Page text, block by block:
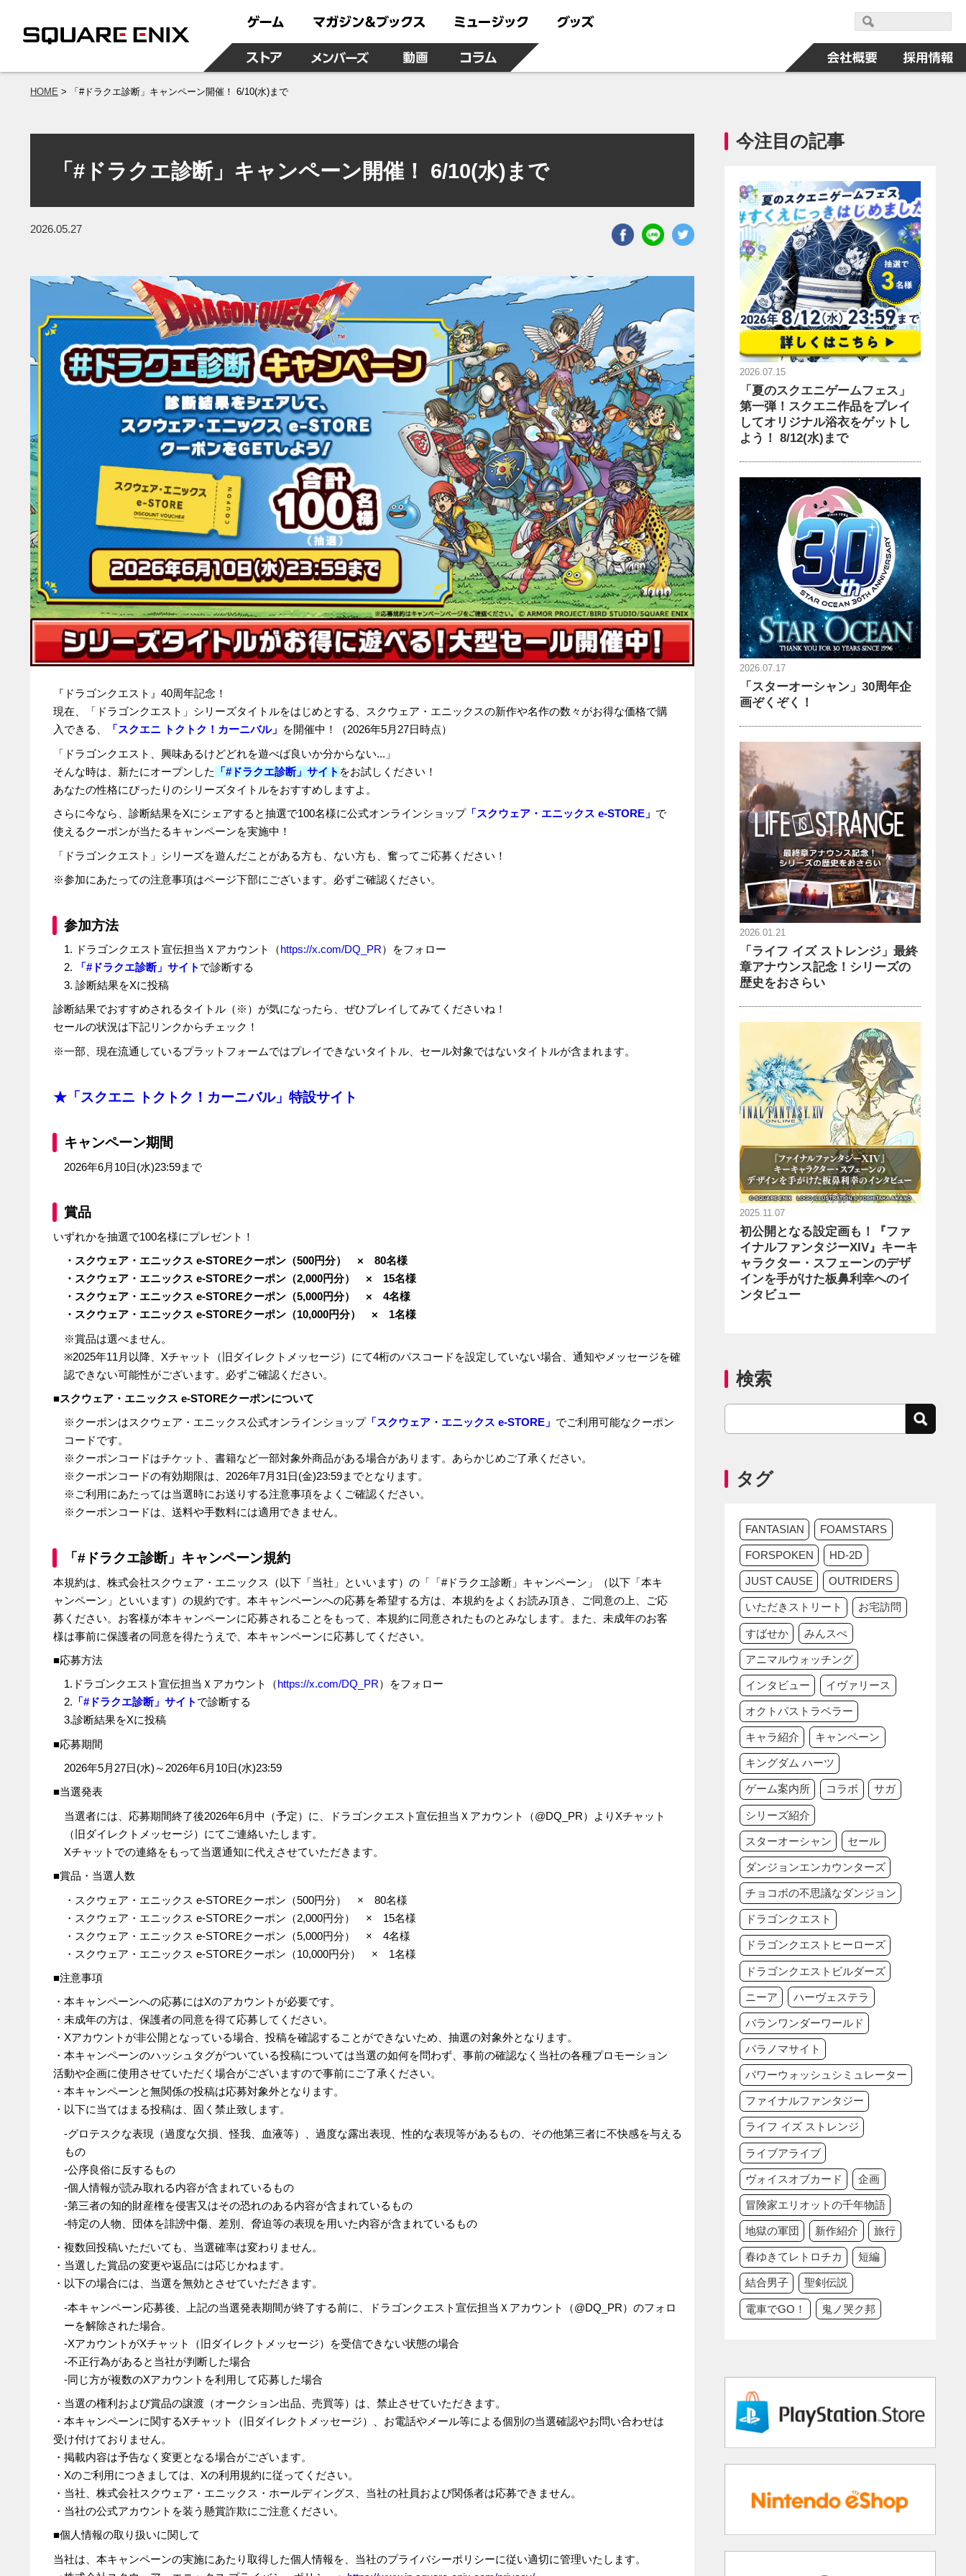
HOME 「#ドラクエ診断」キャンペーン開催！ 6/10(水)まで
「#ドラクエ診断」キャンペーン開催！ 6/10(水)まで
2026.05.27
『ドラゴンクエスト』 40周年記念！
現在、「ドラゴンクエスト」シリーズタイトルをはじめとする、スクウェア・エニックスの新作や名作の数々がお得な価格で購
入できる、
「スクエニ トクトク！カーニバル」 を開催中！（2026年5月 27日時点）
「ドラゴンクエスト、興味あるけどどれを遊べば良いか分からない...」
そんな時は、新たにオープンした 「#ドラクエ診断」サイト をお試しください！
あなたの性格にぴったりのシリーズタイトルをおすすめしますよ。
さらに今なら、診断結果をXにシェアすると抽選で100名様に公式オンラインショップ「スクウェア・エニックス e-STORE」 で
使えるクーポンが当たるキャンペーンを実施中！
「ドラゴンクエスト」シリーズを遊んだことがある方も、ない方も、奮ってご応募ください！
※参加にあたっての注意事項はページ下部にございます。必ずご確認ください。
参加方法
1. ドラゴンクエスト宣伝担当Ｘアカウント（ https://x.com/DQ_PR）をフォロー
2.
「#ドラクエ診断」サイト で診断する
3. 診断結果をXに投稿
診断結果でおすすめされるタイトル（※）が気になったら、ぜひプレイしてみてくださいね！
セールの状況は下記リンクからチェック！
※一部、現在流通しているプラットフォームではプレイできないタイトル、セール対象ではないタイトルが含まれます。
★「スクエニ トクトク！カーニバル」特設サイト
キャンペーン期間
2026年6月 10日 (水)23:59まで
賞品
いずれかを抽選で100名様にプレゼント！
・スクウェア・エニックス e-STOREクーポン（500円分） × 80名様
・スクウェア・エニックス e-STOREクーポン（2,000円分） × 15名様
・スクウェア・エニックス e-STOREクーポン（5,000円分） × 4名様
・スクウェア・エニックス e-STOREクーポン（10,000円分） × 1名様
※賞品は選べません。
※2025年11 月以降、 Xチャット（旧ダイレクトメッセージ）にて4桁のパスコードを設定していない場合、通知やメッセージを確
認できない可能性がございます。必ずご確認ください。
■スクウェア・エニックス e-STOREクーポンについて
※クーポンはスクウェア・エニックス公式オンラインショップ「スクウェア・エニックス e-STORE」 でご利用可能なクーポン
コードです。
※クーポンコードはチケット、書籍など一部対象外商品がある場合があります。あらかじめご了承ください。
※クーポンコードの有効期限は、2026年7月 31日 (金)23:59までとなります。
※ご利用にあたっては当選時にお送りする注意事項をよくご確認ください。
※クーポンコードは、送料や手数料には適用できません。
「#ドラクエ診断」キャンペーン規約
本規約は、株式会社スクウェア・エニックス（以下「当社」といいます）の「「#ドラクエ診断」キャンペーン」（以下「本キ
ャンペーン」といいます）の規約です。本キャンペーンへの応募を希望する方は、本規約をよくお読み頂き、ご同意の上、ご応
募ください。お客様が本キャンペーンに応募されることをもって、本規約に同意されたものとみなします。また、未成年のお客
様は事前に保護者の同意を得たうえで、本キャンペーンに応募してください。
■応募方法
1.ドラゴンクエスト宣伝担当Ｘアカウント（ https://x.com/DQ_PR）をフォロー
2. 「#ドラクエ診断」サイト で診断する
3.診断結果をXに投稿
■応募期間
2026年5月 27日 (水) ～ 2026年6月 10日 (水)23:59
■当選発表
当選者には、応募期間終了後2026年6月中（予定）に、ドラゴンクエスト宣伝担当Ｘアカウント（@DQ_PR）よりXチャット
（旧ダイレクトメッセージ）にてご連絡いたします。
Xチャットでの連絡をもって当選通知に代えさせていただきます。
■賞品・当選人数
・スクウェア・エニックス e-STOREクーポン（500円分） × 80名様
・スクウェア・エニックス e-STOREクーポン（2,000円分） × 15名様
・スクウェア・エニックス e-STOREクーポン（5,000円分） × 4名様
・スクウェア・エニックス e-STOREクーポン（10,000円分） × 1名様
■注意事項
・本キャンペーンへの応募にはXのアカウントが必要です。
・未成年の方は、保護者の同意を得て応募してください。
・ Xアカウントが非公開となっている場合、投稿を確認することができないため、抽選の対象外となります。
・本キャンペーンのハッシュタグがついている投稿については当選の如何を問わず、事前の確認なく当社の各種プロモーション
活動や企画に使用させていただく場合がございますので事前にご了承ください。
・本キャンペーンと無関係の投稿は応募対象外となります。
・以下に当てはまる投稿は、固く禁止致します。
-グロテスクな表現（過度な欠損、怪我、血液等）、過度な露出表現、性的な表現等があるもの、その他第三者に不快感を与える
もの
-公序良俗に反するもの
-個人情報が読み取れる内容が含まれているもの
-第三者の知的財産権を侵害又はその恐れのある内容が含まれているもの
-特定の人物、団体を誹謗中傷、差別、脅迫等の表現を用いた内容が含まれているもの
・複数回投稿いただいても、当選確率は変わりません。
・当選した賞品の変更や返品には応じかねます。
・以下の場合には、当選を無効とさせていただきます。
-本キャンペーン応募後、上記の当選発表期間が終了する前に、ドラゴンクエスト宣伝担当Ｘアカウント（@DQ_PR）のフォロ
ーを解除された場合。
-XアカウントがXチャット（旧ダイレクトメッセージ）を受信できない状態の場合
-不正行為があると当社が判断した場合
-同じ方が複数のXアカウントを利用して応募した場合
・当選の権利および賞品の譲渡（オークション出品、売買等）は、禁止させていただきます。
・本キャンペーンに関するXチャット（旧ダイレクトメッセージ）、お電話やメール等による個別の当選確認やお問い合わせは
受け付けておりません。
・掲載内容は予告なく変更となる場合がございます。
・ Xのご利用につきましては、 Xの利用規約に従ってください。
・当社、株式会社スクウェア・エニックス・ホールディングス、当社の社員および関係者は応募できません。
・当社の公式アカウントを装う懸賞詐欺にご注意ください。
■個人情報の取り扱いに関して
当社は、本キャンペーンの実施にあたり取得した個人情報を、当社のプライバシーポリシーに従い適切に管理いたします。
今注目の記事
2026.07.15
「夏のスクエニゲームフェス」
第一弾！スクエニ作品をプレイ
してオリジナル浴衣をゲットし
よう！ 8/12(水)まで
2026.07.17
「スターオーシャン」30周年企
画ぞくぞく！
2026.01.21
「ライフ イズ ストレンジ」最終
章アナウンス記念！シリーズの
歴史をおさらい
2025.11.07
初公開となる設定画も！『ファ
イナルファンタジーXIV』キーキ
ャラクター・スフェーンのデザ
インを手がけた板鼻利幸へのイ
ンタビュー
検索
タグ
FANTASIAN FOAMSTARS
FORSPOKEN HD-2D
JUST CAUSE OUTRIDERS
いただきストリート お宅訪問
すばせか みんスぺ
アニマルウォッチング
インタビュー イヴァリース
オクトパストラベラー
キャラ紹介 キャンペーン
キングダム ハーツ
ゲーム案内所 コラボ サガ
シリーズ紹介
スターオーシャン セール
ダンジョンエンカウンターズ
チョコボの不思議なダンジョン
ドラゴンクエスト
ドラゴンクエストヒーローズ
ドラゴンクエストビルダーズ
ニーア ハーヴェステラ
バランワンダーワールド
パラノマサイト
パワーウォッシュシミュレーター
ファイナルファンタジー
ライフ イズ ストレンジ
ライブアライブ
ヴォイスオブカード 企画
冒険家エリオットの千年物語
地獄の軍団 新作紹介 旅行
春ゆきてレトロチカ 短編
結合男子 聖剣伝説
電車でGO！ 鬼ノ哭ク邦